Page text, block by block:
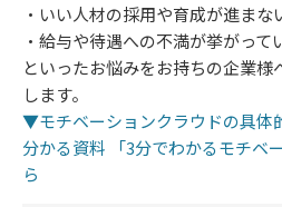
・いい人材の採用や育成が進まな
・給与や待遇への不満が挙がって
といったお悩みをお持ちの企業
します。
▼モチベーションクラウドの具体
分かる資料 「3分でわかるモチベ
ら